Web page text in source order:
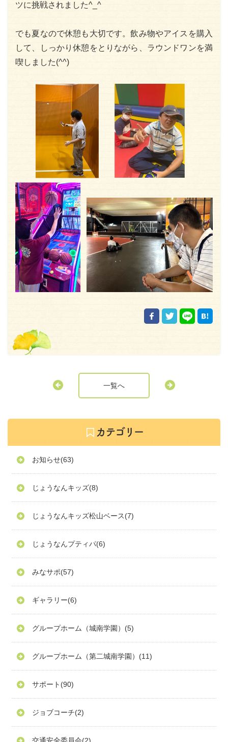
ツに挑戦されました^_^
でも夏なので休憩も大切です。飲み物やアイスを購入
して、しっかり休憩をとりながら、ラウンドワンを満
喫しました(^^)
一覧へ
お知らせ(63)
じょうなんキッズ(8)
じょうなんキッズ松山ベース(7)
じょうなんプティパ(6)
みなサポ(57)
ギャラリー(6)
グループホーム（城南学園） (5)
グループホーム（第二城南学園） (11)
サポート (90)
ジョブコーチ(2)
交通安全委員会(2)